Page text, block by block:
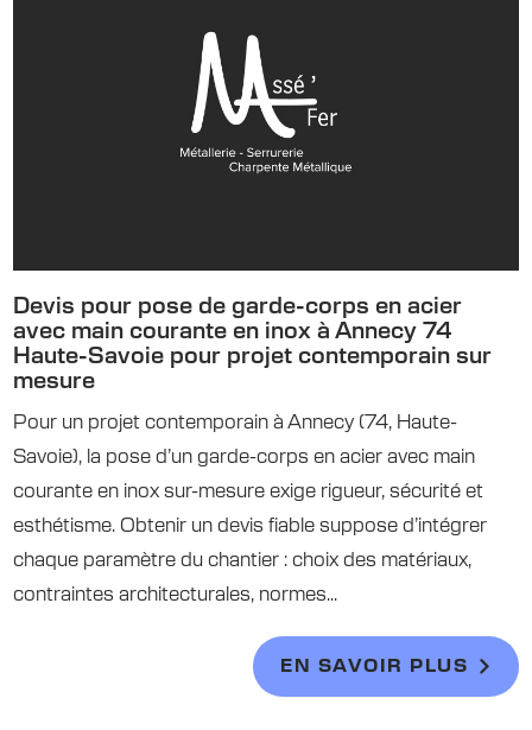
Devis pour pose de garde-corps en acier
avec main courante en inox à Annecy 74
Haute-Savoie pour projet contemporain sur
mesure
Pour un projet contemporain à Annecy (74, Haute-
Savoie), la pose d’un garde-corps en acier avec main
courante en inox sur-mesure exige rigueur, sécurité et
esthétisme. Obtenir un devis fiable suppose d’intégrer
chaque paramètre du chantier : choix des matériaux,
contraintes architecturales, normes...
EN SAVOIR PLUS